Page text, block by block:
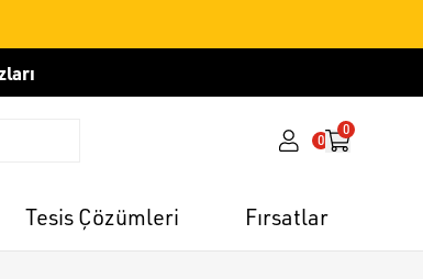
0
0
Tesis Çözümleri Fırsatlar